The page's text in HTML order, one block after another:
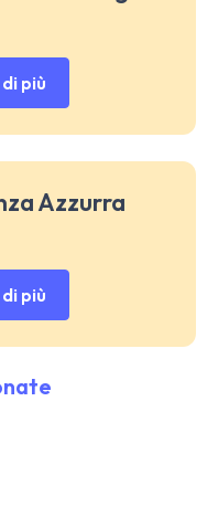
più
Azzurra
più